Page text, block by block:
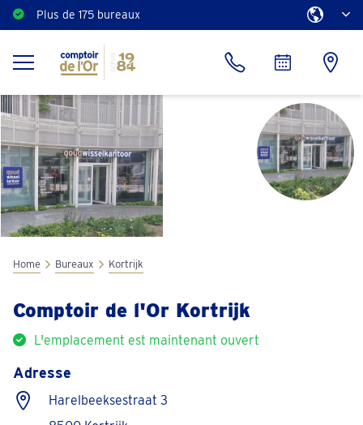
Plus de 175 bureaux
Home Bureaux Kortrijk
Comptoir de l'Or Kortrijk
L'emplacement est maintenant ouvert
Adresse
Harelbeeksestraat 3